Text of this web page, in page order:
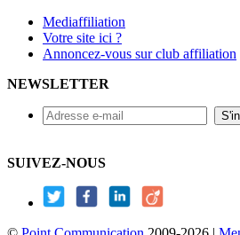
Mediaffiliation
Votre site ici ?
Annoncez-vous sur club affiliation
NEWSLETTER
SUIVEZ-NOUS